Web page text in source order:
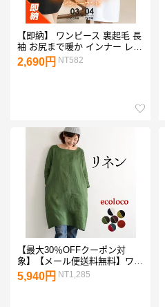
【即納】 ワンピース 裏起毛 長
袖 お尻まで暖か インナー レデ
ィース ルームウェア 2way 表
に響かないラウンド ラウンド
祖裏起毛【 裏起毛ペチワンピ
2,690円 NT582
【最大30％OFFクーポン対
象】【メール便送料無料】ワン
ピース ロング レディース リネ
ン 麻100%／着後レビューでク
5,940円 NT1,285